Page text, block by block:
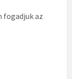
fogadjuk az